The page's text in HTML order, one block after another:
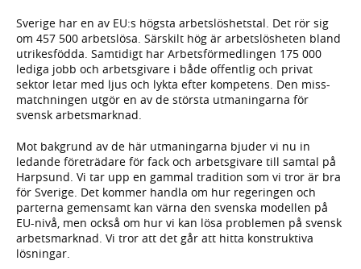
Sverige har en av EU:s högsta arbetslöshetstal. Det rör sig
om 457 500 arbetslösa. Särskilt hög är arbetslösheten bland
utrikesfödda. Samtidigt har Arbetsförmedlingen 175 000
lediga jobb och arbetsgivare i både offentlig och privat
sektor letar med ljus och lykta efter kompetens. Den miss-
matchningen utgör en av de största utmaningarna för
svensk arbetsmarknad.
Mot bakgrund av de här utmaningarna bjuder vi nu in
ledande företrädare för fack och arbetsgivare till samtal på
Harpsund. Vi tar upp en gammal tradition som vi tror är bra
för Sverige. Det kommer handla om hur regeringen och
parterna gemensamt kan värna den svenska modellen på
EU-nivå, men också om hur vi kan lösa problemen på svensk
arbetsmarknad. Vi tror att det går att hitta konstruktiva
lösningar.